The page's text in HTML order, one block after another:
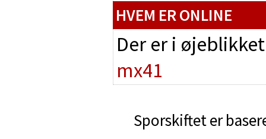
HVEM ER ONLINE
Der er i
mx41
Sporskiftet er